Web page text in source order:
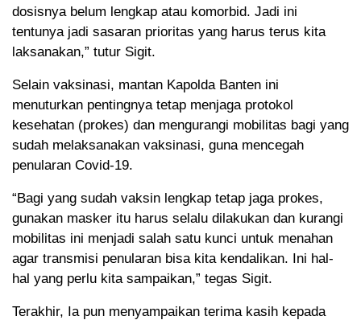
dosisnya belum lengkap atau komorbid. Jadi ini
tentunya jadi sasaran prioritas yang harus terus kita
laksanakan,” tutur Sigit.
Selain vaksinasi, mantan Kapolda Banten ini
menuturkan pentingnya tetap menjaga protokol
kesehatan (prokes) dan mengurangi mobilitas bagi yang
sudah melaksanakan vaksinasi, guna mencegah
penularan Covid-19.
“Bagi yang sudah vaksin lengkap tetap jaga prokes,
gunakan masker itu harus selalu dilakukan dan kurangi
mobilitas ini menjadi salah satu kunci untuk menahan
agar transmisi penularan bisa kita kendalikan. Ini hal-
hal yang perlu kita sampaikan,” tegas Sigit.
Terakhir, Ia pun menyampaikan terima kasih kepada